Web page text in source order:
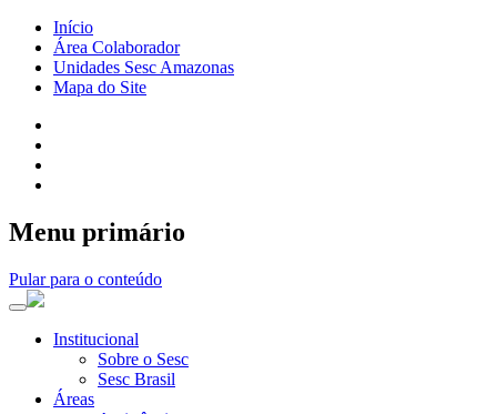
Início
Área Colaborador
Unidades Sesc Amazonas
Mapa do Site
Menu primário
Pular para o conteúdo
Institucional
Sobre o Sesc
Sesc Brasil
Áreas